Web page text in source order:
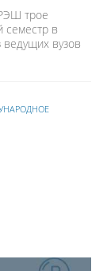
трое
семестр в
вузов